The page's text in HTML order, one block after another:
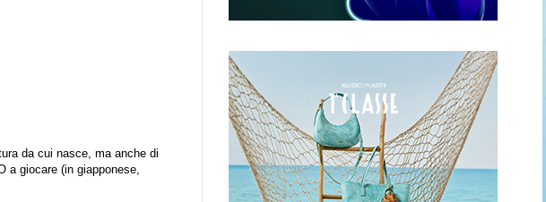
da cui nasce, ma anche di
a giocare (in giapponese,